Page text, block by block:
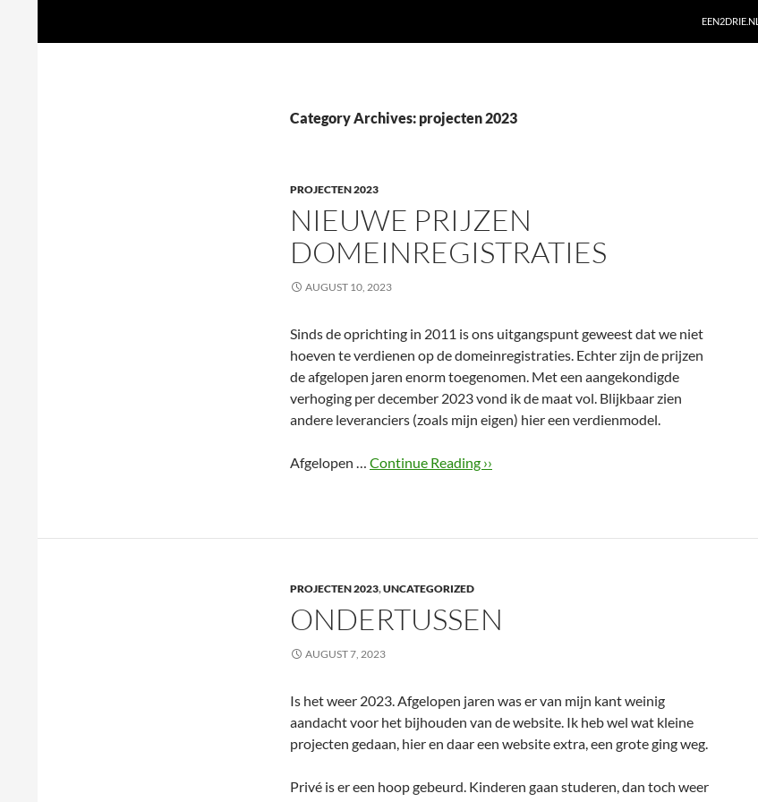
EEN2DRIE.NL
Category Archives: projecten 2023
PROJECTEN 2023
NIEUWE PRIJZEN
DOMEINREGISTRATIES
AUGUST 10, 2023
Sinds de oprichting in 2011 is ons uitgangspunt geweest dat we niet
hoeven te verdienen op de domeinregistraties. Echter zijn de prijzen
de afgelopen jaren enorm toegenomen. Met een aangekondigde
verhoging per december 2023 vond ik de maat vol. Blijkbaar zien
andere leveranciers (zoals mijn eigen) hier een verdienmodel.
Afgelopen … Continue Reading ››
PROJECTEN 2023,UNCATEGORIZED
ONDERTUSSEN
AUGUST 7, 2023
Is het weer 2023. Afgelopen jaren was er van mijn kant weinig
aandacht voor het bijhouden van de website. Ik heb wel wat kleine
projecten gedaan, hier en daar een website extra, een grote ging weg.
Privé is er een hoop gebeurd. Kinderen gaan studeren, dan toch weer